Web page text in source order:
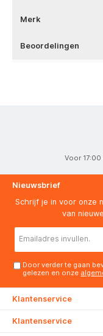
Merk
Beoordelingen
Voor
Nieuwsbrief
Schrijf je in voor onze
van
Door verder te gaan
gelezen en onze
Klantenservice
Klantenservice